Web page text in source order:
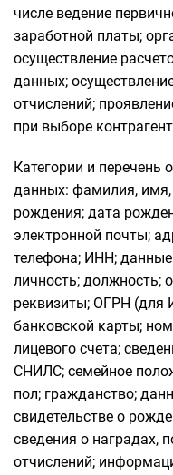
числе ведение
заработной платы;
осуществление
данных;
отчислений;
при выборе
Категории и
данных: фамилия, имя,
рождения; дата
электронной почты;
телефона; ИНН;
личность; должность;
реквизиты; ОГРН (для
банковской карты;
лицевого счета;
СНИЛС; семейное
пол; гражданство;
свидетельстве о
сведения о наградах,
отчислений;